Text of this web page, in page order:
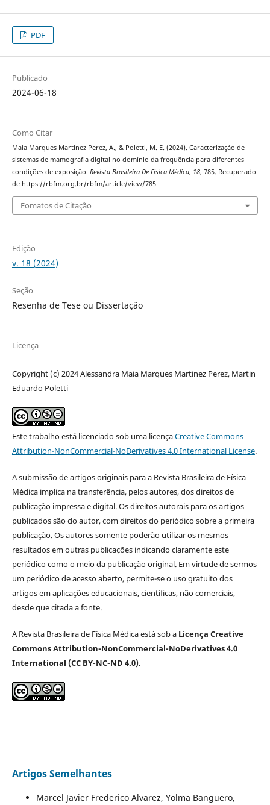
PDF
Publicado
2024-06-18
Como Citar
Maia Marques Martinez Perez, A., & Poletti, M. E. (2024). Caracterização de
sistemas de mamografia digital no domínio da frequência para diferentes
condições de exposição. Revista Brasileira De Física Médica, 18, 785. Recuperado
de https://rbfm.org.br/rbfm/article/view/785
Fomatos de Citação
Edição
v. 18 (2024)
Seção
Resenha de Tese ou Dissertação
Licença
Copyright (c) 2024 Alessandra Maia Marques Martinez Perez, Martin
Eduardo Poletti
Este trabalho está licenciado sob uma licençaCreative Commons
Attribution-NonCommercial-NoDerivatives 4.0 International License.
A submissão de artigos originais para a Revista Brasileira de Física
Médica implica na transferência, pelos autores, dos direitos de
publicação impressa e digital. Os direitos autorais para os artigos
publicados são do autor, com direitos do periódico sobre a primeira
publicação. Os autores somente poderão utilizar os mesmos
resultados em outras publicações indicando claramente este
periódico como o meio da publicação original. Em virtude de sermos
um periódico de acesso aberto, permite-se o uso gratuito dos
artigos em aplicações educacionais, científicas, não comerciais,
desde que citada a fonte.
A Revista Brasileira de Física Médica está sob a Licença Creative
Commons Attribution-NonCommercial-NoDerivatives 4.0
International (CC BY-NC-ND 4.0).
Artigos Semelhantes
Marcel Javier Frederico Alvarez, Yolma Banguero,